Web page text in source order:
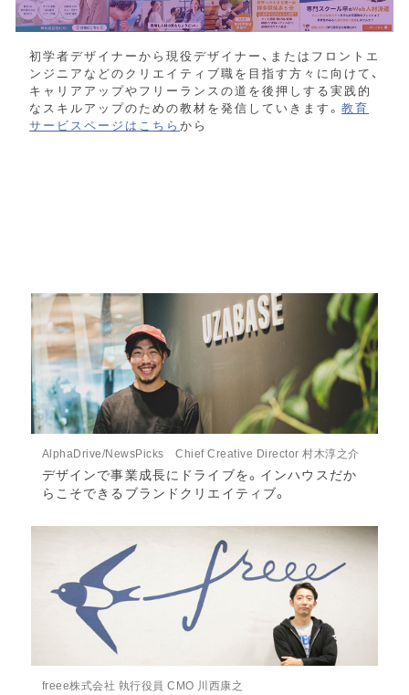
初学者デザイナーから現役デザイナー、またはフロントエ
ンジニアなどのクリエイティブ職を目指す方々に向けて、
キャリアアップやフリーランスの道を後押しする実践的
なスキルアップのための教材を発信していきます。 教育
サービスページはこちら から
AlphaDrive/NewsPicks Chief Creative Director 村木淳之介
デザインで事業成長にドライブを。インハウスだか
らこそできるブランドクリエイティブ。
freee株式会社 執行役員 CMO 川西康之